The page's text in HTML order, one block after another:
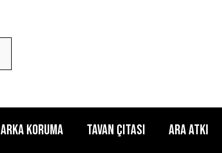
Arka Koruma Tavan Çıtası Ara Atkı